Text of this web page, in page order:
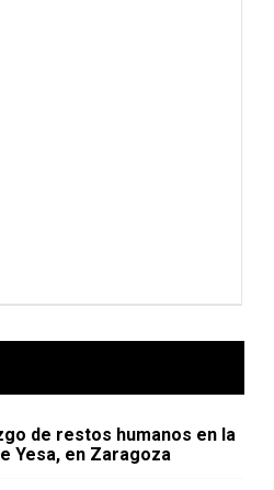
de restos humanos en la
Yesa, en Zaragoza